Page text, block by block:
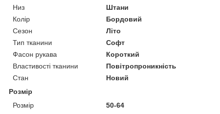
Низ
Штани
Колір
Бордовий
Сезон
Літо
Тип тканини
Софт
Фасон рукава
Короткий
Властивості тканини
Повітропроникність
Стан
Новий
Розмір
Розмір
50-64